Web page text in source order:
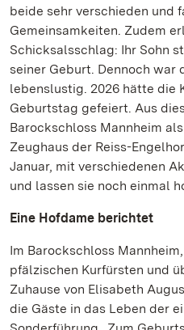
beide sehr verschieden und
Gemeinsamkeiten. Zudem
Schicksalsschlag: Ihr Sohn
seiner Geburt. Dennoch war
lebenslustig. 2026 hätte die
Geburtstag gefeiert. Aus
Barockschloss Mannheim
Zeughaus der Reiss-
Januar, mit verschiedenen
und lassen sie noch einmal
Eine Hofdame berichtet
Im Barockschloss
pfälzischen Kurfürsten und
Zuhause von Elisabeth
die Gäste in das Leben der